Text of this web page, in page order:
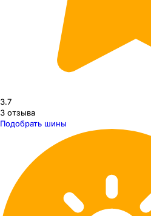
3.7
3 отзыва
Подобрать шины